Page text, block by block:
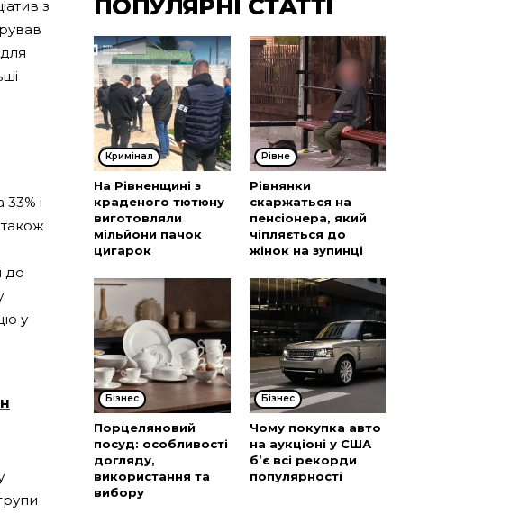
з
і
до
у
ПОПУЛЯРНІ СТАТТІ
Кримінал
На Рівненщині з
краденого тютюну
виготовляли
мільйони пачок
цигарок
Рівне
Рівнянки
скаржаться на
пенсіонера, який
чіпляється до
жінок на зупинці
Бізнес
Порцеляновий
посуд: особливості
догляду,
використання та
вибору
Бізнес
Чому покупка авто
на аукціоні у США
б’є всі рекорди
популярності